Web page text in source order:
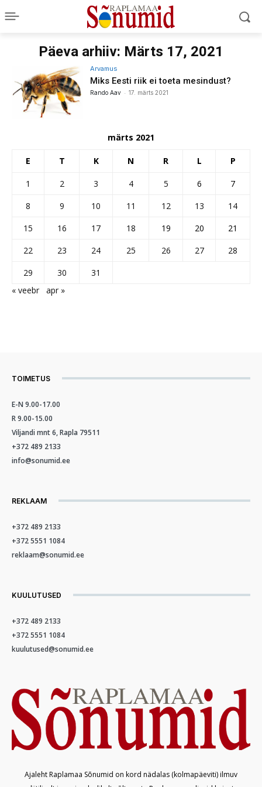
Päeva arhiiv: Märts 17, 2021
Arvamus
Miks Eesti riik ei toeta mesindust?
Rando Aav - 17. märts 2021
märts 2021
E T K N R L P
1 2 3 4 5 6
7
8
9 10 11 12 13
14
15
16 17 18 19 20
21
22
23 24 25 26 27
28
29
30
31
« veebr
apr »
TOIMETUS
E-N 9.00-17.00
R 9.00-15.00
Viljandi mnt 6, Rapla 79511
+372 489 2133
info@sonumid.ee
REKLAAM
+372 489 2133
+372 5551 1084
reklaam@sonumid.ee
KUULUTUSED
+372 489 2133
+372 5551 1084
kuulutused@sonumid.ee
Ajaleht Raplamaa Sõnumid on kord nädalas (kolmapäeviti) ilmuv